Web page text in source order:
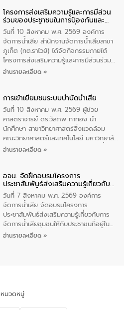
ความรู้แก่อาสาสมัครท้องถิ่นรักษ์โลก อาสา
สมัครสาธารณสุขประจำหมู่บ้าน และ
ประชาชนผู้ที่สนใจเข้าร่วม จำนวน 80 คน
เพื่อส่งเสริมความรู้ด้านการจัดการน้ำเสีย
การบำบัดน้ำเสียเบื้องต้นในครัวเรือน และ
สร้างจิตสำนึกในการอนุรักษ์สิ่งแวดล้อม ใน
การนี้ นายเทมส์ ไกรทัศน์ นายกเทศมนตรี
โครงการส่งเสริมความรู้และการมีส่วน
ร่วมของประชาชนในการป้องกันและ
แก้ไขปัญหาน้ำเสียอย่างยั่งยืน
วันที่ 10 สิงหาคม พ.ศ. 2569 องค์การ
จัดการน้ำเสีย สำนักงานจัดการน้ำเสียสาขา
ภูเก็ต (ทต.ราไวย์) ได้จัดกิจกรรมภายใต้
โครงการส่งเสริมความรู้และการมีส่วนร่วม
ของประชาชนในการป้องกันและแก้ไขปัญหา
ความรู้แก่นักเรียนชั้นมัธยมปีที่ 1 โรงเรียน
วัดสว่างอารมณ์ ในเขตเทศบาลตำบลราไวย์
เพื่อส่งเสริมความรู้ด้านการจัดการน้ำเสีย
การบำบัดน้ำเสียเบื้องต้นในครัวเรือน และ
สร้างจิตสำนึกในการอนุรักษ์สิ่งแวดล้อม ใน
การนี้ นายเทมส์ ไกรทัศน์ นายกเทศมนตรี
อ่านรายละเอียด »
การเข้าเยี่ยมชมระบบบำบัดน้ำเสีย
วันที่ 10 สิงหาคม พ.ศ. 2569 ผู้ช่วย
ศาสตราจารย์ ดร.วัลภพ ทาทอง นำ
นักศึกษา สาขาวิทยาศาสตร์สิ่งแวดล้อม
คณะวิทยาศาสตร์และเทคโนโลยี มหาวิทยาลัย
ราชภัฏเลย เข้าศึกษาดูงานระบบบำบัดน้ำเสีย
วิศวกร ให้การต้อนรับ และบรรยายให้ความ
รู้
อ่านรายละเอียด »
อจน. จัดฝึกอบรมโครงการ
ประชาสัมพันธ์ส่งเสริมความรู้เกี่ยวกับ
การจัดการน้ำเสีย
วันที่ 7 สิงหาคม พ.ศ. 2569 องค์การ
จัดการน้ำเสีย จัดอบรมโครงการ
ประชาสัมพันธ์ส่งเสริมความรู้เกี่ยวกับการ
จัดการน้ำเสียชุมชนให้กับประชาชนที่อยู่ใน
เขตพื้นที่เทศบาลเมืองอุทัยธานี จำนวน 100
อ่านรายละเอียด »
หมวดหมู่